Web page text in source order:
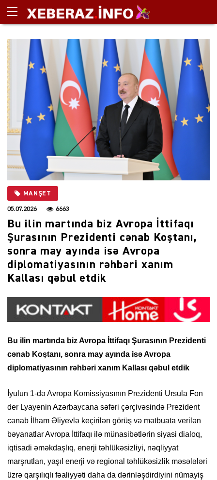
MANŞET
05.07.2026 6663
Bu ilin martında biz Avropa İttifaqı
Şurasının Prezidenti cənab Koştanı,
sonra may ayında isə Avropa
diplomatiyasının rəhbəri xanım
Kallası qəbul etdik
Bu ilin martında biz Avropa İttifaqı Şurasının Prezidenti
cənab Koştanı, sonra may ayında isə Avropa
diplomatiyasının rəhbəri xanım Kallası qəbul etdik
İyulun 1-də Avropa Komissiyasının Prezidenti Ursula Fon
der Lyayenin Azərbaycana səfəri çərçivəsində Prezident
cənab İlham Əliyevlə keçirilən görüş və mətbuata verilən
bəyanatlar Avropa İttifaqı ilə münasibətlərin siyasi dialoq,
iqtisadi əməkdaşlıq, enerji təhlükəsizliyi, nəqliyyat
marşrutları, yaşıl enerji və regional təhlükəsizlik məsələləri
üzrə qarşılıqlı fəaliyyəti daha da dərinləşdirdiyini nümayiş